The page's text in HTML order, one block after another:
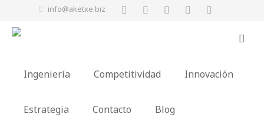
info@aketxe.biz
Ingeniería Competitividad Innovación
Estrategia Contacto Blog